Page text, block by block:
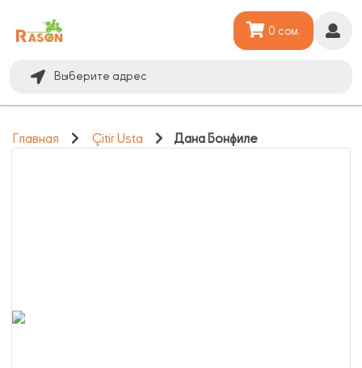
Выберите адрес
0 сом.
Главная Çitir Usta Дана Бонфиле